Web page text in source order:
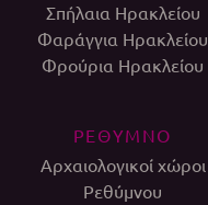
Σπήλαια Ηρακλείου
Φαράγγια Ηρακλείου
Φρούρια Ηρακλείου
ΡΕΘΥΜΝΟ
Αρχαιολογικοί χώροι
Ρεθύμνου